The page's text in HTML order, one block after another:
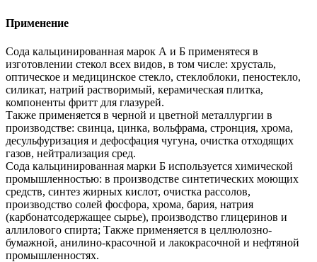
Применение
Сода кальцинированная марок А и Б применятеся в
изготовлении стекол всех видов, в том числе: хрусталь,
оптическое и медицинское стекло, стеклоблоки, пеностекло,
силикат, натрий растворимый, керамическая плитка,
компоненты фритт для глазурей.
Также применяется в черной и цветной металлургии в
производстве: свинца, цинка, вольфрама, стронция, хрома,
десульфуризация и дефосфация чугуна, очистка отходящих
газов, нейтрализация сред.
Сода кальцинированная марки Б используется химической
промышленностью: в производстве синтетических моющих
средств, синтез жирных кислот, очистка рассолов,
производство солей фосфора, хрома, бария, натрия
(карбонатсодержащее сырье), производство глицеринов и
аллилового спирта; Также применяется в целлюлозно-
бумажной, анилино-красочной и лакокрасочной и нефтяной
промышленностях.